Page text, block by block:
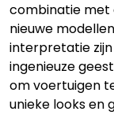
combinatie met
nieuwe
interpretatie zijn
ingenieuze
om voertuigen
unieke looks en